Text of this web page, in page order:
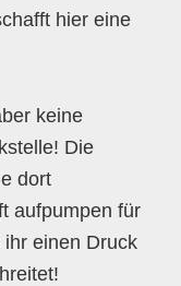
hier eine
keine
Die
dort
aufpumpen für
einen Druck